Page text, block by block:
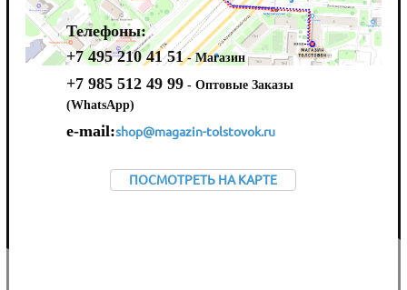
Телефоны:
+7 495 210 41 51 - Магазин
+7 985 512 49 99 - Оптовые Заказы
(WhatsApp)
e-mail:shop@magazin-tolstovok.ru
ПОСМОТРЕТЬ НА КАРТЕ